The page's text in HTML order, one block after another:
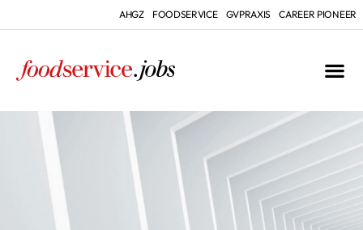
AHGZ FOODSERVICE GVPRAXIS CAREER PIONEER